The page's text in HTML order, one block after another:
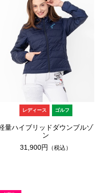
レディース ゴルフ
量ハイブリッドダウンブルゾ
ン
31,900円
（税込）